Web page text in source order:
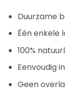
Duurzame
Één enkele
100%
Eenvoudig
Geen